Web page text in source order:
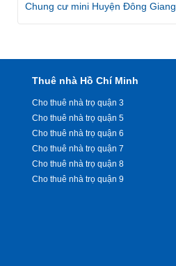
Chung cư mini Huyện Đông Giang
Thuê nhà Hồ Chí Minh
Cho thuê nhà trọ quận 3
Cho thuê nhà trọ quận 5
Cho thuê nhà trọ quận 6
Cho thuê nhà trọ quận 7
Cho thuê nhà trọ quận 8
Cho thuê nhà trọ quận 9